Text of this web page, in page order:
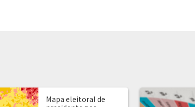
Mapa eleitoral de